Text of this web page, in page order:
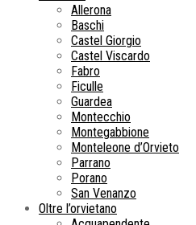
Allerona
Baschi
Castel Giorgio
Castel Viscardo
Fabro
Ficulle
Guardea
Montecchio
Montegabbione
Monteleone d’Orvieto
Parrano
Porano
San Venanzo
Oltre l’orvietano